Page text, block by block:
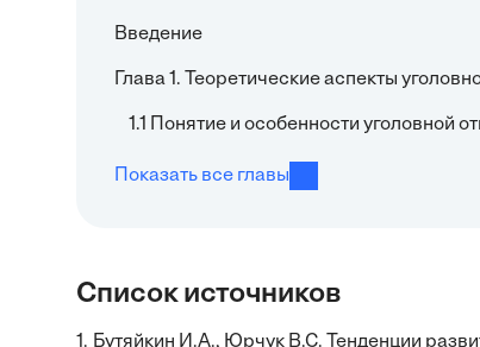
Введение
Глава 1. Теоретические аспекты
1.1 Понятие и особенности уголовной
Показать все главы
Список источников
1. Бутяйкин И.А., Юрчук В.С. Тенденции